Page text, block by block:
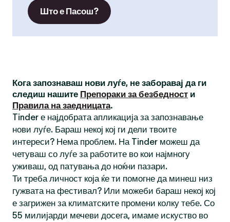
Што е Пасош?
Кога запознаваш нови луѓе, не заборавај да ги
следиш нашите Препораки за безбедност и
Правила на заедницата.
Tinder е најдобрата апликација за запознавање
нови луѓе. Бараш некој кој ги дели твоите
интереси? Нема проблем. На Tinder можеш да
четуваш со луѓе за работите во кои најмногу
уживаш, од патувања до ноќни пазари.
Ти треба личност која ќе ти помогне да минеш низ
гужвата на фестивал? Или можеби бараш некој кој
е загрижен за климатските промени колку тебе. Со
55 милијарди мечеви досега, имаме искуство во